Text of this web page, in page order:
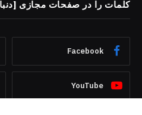
کلمات را در صفحات مجازی
Facebook
YouTube